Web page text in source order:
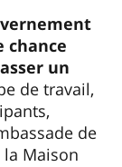
chance
un
de travail,
de
la Maison